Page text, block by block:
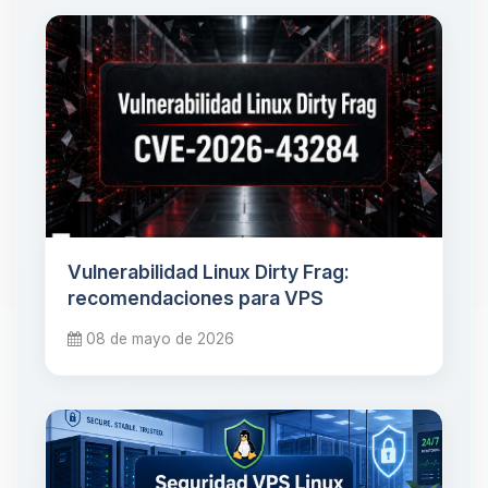
Vulnerabilidad Linux Dirty Frag:
recomendaciones para VPS
08 de mayo de 2026